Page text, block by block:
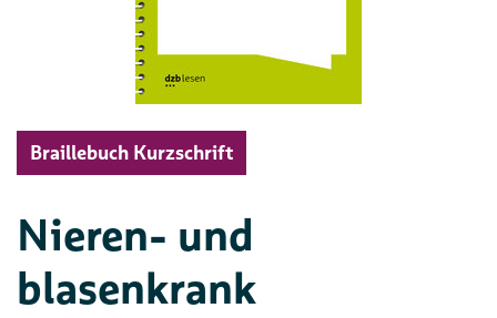
Braillebuch Kurzschrift
Nieren- und
blasenkrank